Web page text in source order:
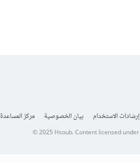
إرشادات الاستخدام بيان الخصوصية مركز المساعدة
© 2025 Hsoub.Content licensed under